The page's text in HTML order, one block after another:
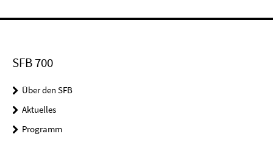
SFB 700
Über den SFB
Aktuelles
Programm